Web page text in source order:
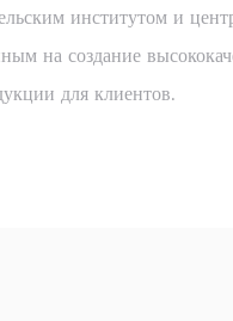
институтом и
на создание
для клиентов.